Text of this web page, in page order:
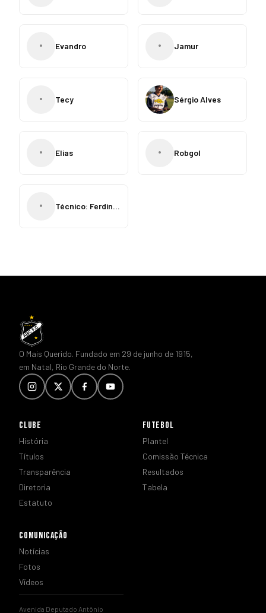
• Evandro • Jamur
• Tecy Sérgio Alves
• Elias • Robgol
• Técnico: Ferdinando Teixeira
O Mais Querido. Fundado em 29 de junho de 1915,
em Natal, Rio Grande do Norte.
CLUBE
História
Títulos
Transparência
Diretoria
Estatuto
FUTEBOL
Plantel
Comissão Técnica
Resultados
Tabela
COMUNICAÇÃO
Notícias
Fotos
Vídeos
Avenida Deputado Antônio